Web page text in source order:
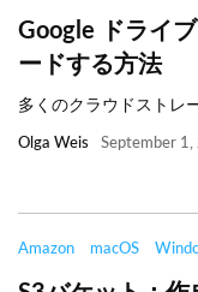
Google ドライ
ードする方法
多くのクラウドストレ
Olga Weis September
Amazon macOS